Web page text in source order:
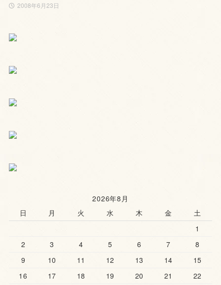
2008年6月23日
2026年8月
日
月 火 水 木 金
土
1
2
3 4 5 6 7
8
9
10 11 12 13 14
15
16
17 18 19 20 21
22